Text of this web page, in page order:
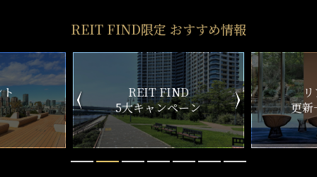
REIT FIND限定 おすすめ情報
ン
リアルタイム
更新一覧チェック
新